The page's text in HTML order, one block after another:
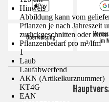
Hinweis
Abbildung kann vom
Pflanzen je nach Jahreszeit
zurückgeschnitten oder
Pflanzenbedarf pro m²/lfm
1
Laub
Laufabwerfend
AKN (Artikelkurznummer)
KT4G
EAN